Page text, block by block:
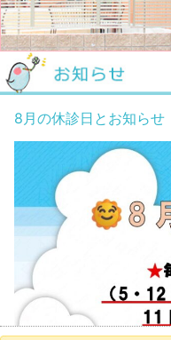
8月の休診日とお知らせ